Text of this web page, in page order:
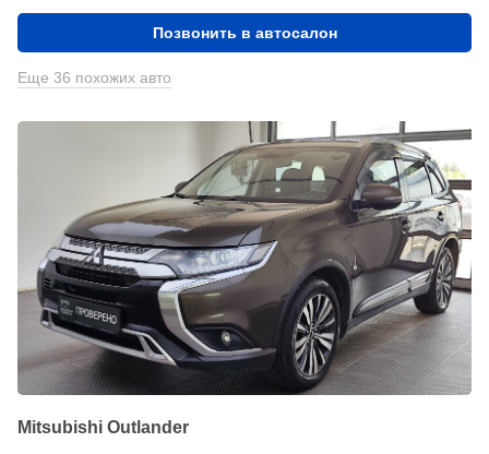
Позвонить в автосалон
Еще 36 похожих авто
Mitsubishi Outlander